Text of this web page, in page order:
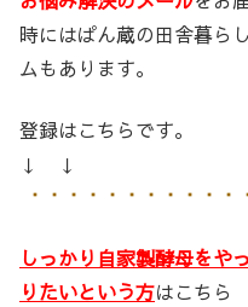
時にはぱん蔵の田舎暮ら
ムもあります。
登録はこちらです。
↓ ↓
しっかり自家製酵母をや
りたいという方はこちら